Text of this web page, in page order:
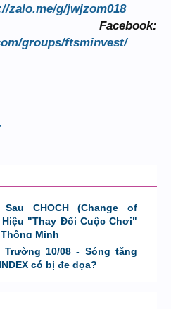
zalo.me/g/jwjzom018
groups/ftsminvest/
CHOCH (Change of
Hiệu "Thay Đổi Cuộc Chơi"
Minh
10/08 - Sóng tăng
có bị đe dọa?